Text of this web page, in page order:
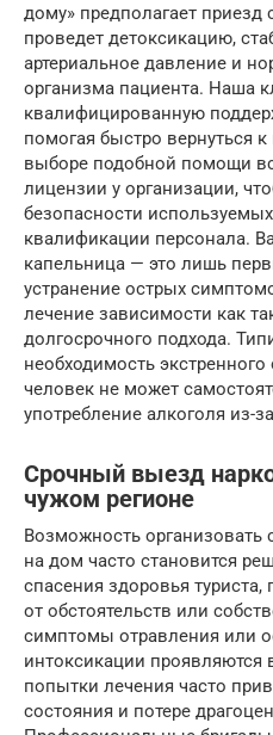
дому» предполагает приезд
проведет детоксикацию,
артериальное давление и
организма пациента. Наша
квалифицированную
помогая быстро вернуться
выборе подобной помощи
лицензии у организации,
безопасности
квалификации персонала.
капельница — это лишь
устранение острых
лечение зависимости как
долгосрочного подхода.
необходимость
человек не может
употребление алкоголя из-
Срочный выезд
чужом регионе
Возможность
на дом часто становится
спасения здоровья
от обстоятельств или
симптомы отравления или
интоксикации проявляются
попытки лечения часто
состояния и потере